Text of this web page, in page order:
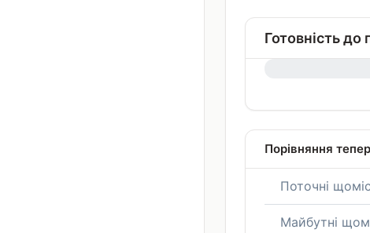
Готовність до
Порівняння
Поточні
Майбутні